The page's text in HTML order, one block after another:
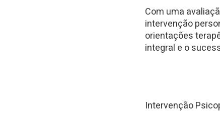
Com uma
intervenção
orientações
integral e o
Intervenção